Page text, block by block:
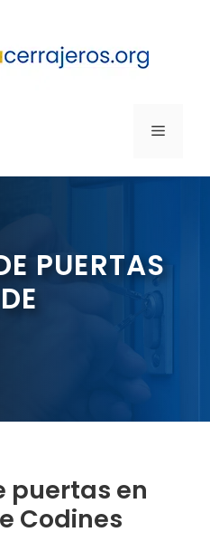
MENÚ
PUERTAS
puertas en
Codines